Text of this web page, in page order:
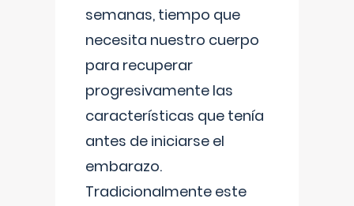
semanas, tiempo que
necesita nuestro cuerpo
para recuperar
progresivamente las
características que tenía
antes de iniciarse el
embarazo.
Tradicionalmente este